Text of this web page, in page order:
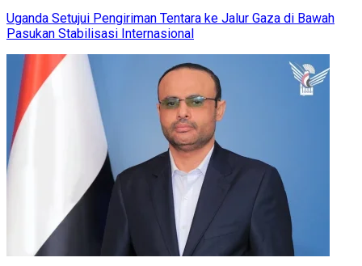
Uganda Setujui Pengiriman Tentara ke Jalur Gaza di Bawah
Pasukan Stabilisasi Internasional